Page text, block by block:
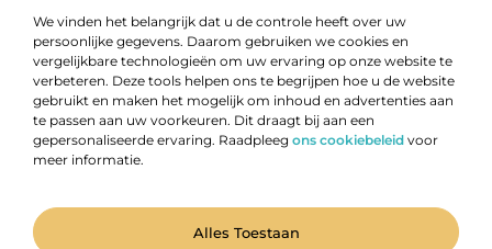
We vinden het belangrijk dat u de controle heeft over uw
persoonlijke gegevens. Daarom gebruiken we cookies en
vergelijkbare technologieën om uw ervaring op onze website te
verbeteren. Deze tools helpen ons te begrijpen hoe u de website
gebruikt en maken het mogelijk om inhoud en advertenties aan
te passen aan uw voorkeuren. Dit draagt bij aan een
gepersonaliseerde ervaring. Raadpleeg ons cookiebeleid voor
meer informatie.
Alles Toestaan
Digitalk.nl – Ontdek, leer en praat mee!
@2025 All Right Reserved. Design by